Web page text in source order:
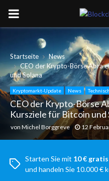
PRIMARY
MENU
Startseite
News
CEO der Krypto-Börse Abra
und Solana
Kryptomarkt-Update News
CEO der Krypto-Börse
Kursziele für Bitcoin und
von Michel Borggreve 12
Starten Sie mit 10 €
und handeln Sie 10.000 €